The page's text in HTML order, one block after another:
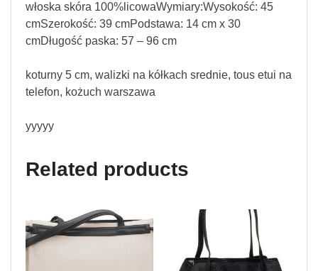
włoska skóra 100%licowaWymiary:Wysokość: 45
cmSzerokość: 39 cmPodstawa: 14 cm x 30
cmDługość paska: 57 – 96 cm
koturny 5 cm, walizki na kółkach srednie, tous etui na
telefon, kożuch warszawa
yyyyy
Related products